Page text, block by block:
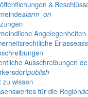
&
alarm_on
Angelegenheiten
Erlasse
Ausschreibungen
publish
zu wissen
für die Region